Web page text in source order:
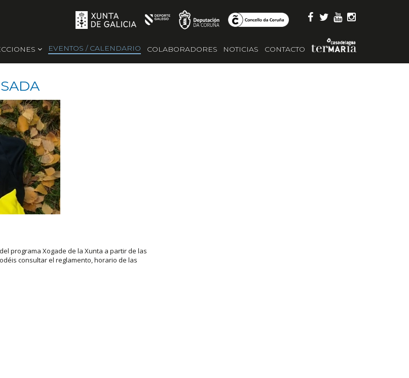
EVENTOS / CALENDARIO COLABORADORES NOTICIAS CONTACTO
programa Xogade de la Xunta a partir de las
consultar el reglamento, horario de las